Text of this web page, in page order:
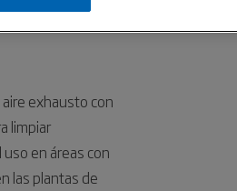
exhausto con
limpiar
en áreas con
las plantas de